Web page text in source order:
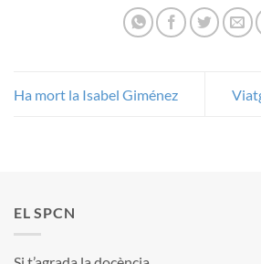
Ha mort la Isabel Giménez
EL SPCN